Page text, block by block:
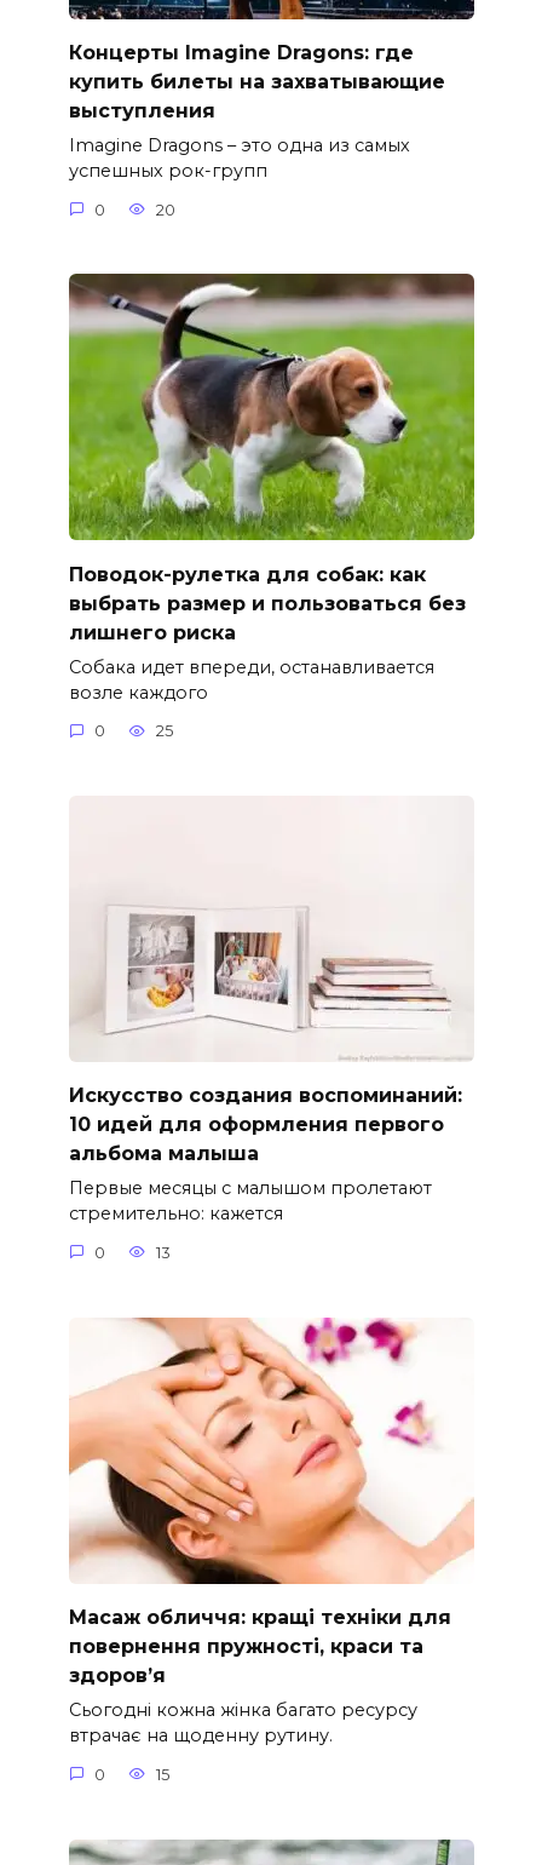
Концерты Imagine Dragons: где
купить билеты на захватывающие
выступления
Imagine Dragons – это одна из самых
успешных рок-групп
0 20
Поводок-рулетка для собак: как
выбрать размер и пользоваться без
лишнего риска
Собака идет впереди, останавливается
возле каждого
0 25
Искусство создания воспоминаний:
10 идей для оформления первого
альбома малыша
Первые месяцы с малышом пролетают
стремительно: кажется
0 13
Масаж обличчя: кращі техніки для
повернення пружності, краси та
здоров’я
Сьогодні кожна жінка багато ресурсу
втрачає на щоденну рутину.
0 15